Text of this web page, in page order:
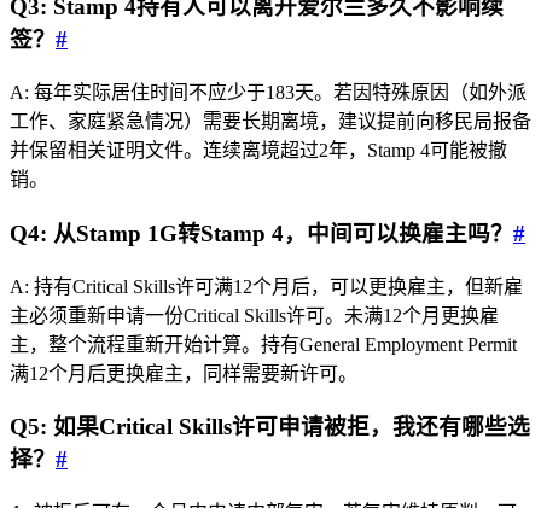
Q3: Stamp 4持有人可以离开爱尔兰多久不影响续
签？ #
A: 每年实际居住时间不应少于183天。若因特殊原因（如外派
工作、家庭紧急情况）需要长期离境，建议提前向移民局报备
并保留相关证明文件。连续离境超过2年，Stamp 4可能被撤
销。
Q4: 从Stamp 1G转Stamp 4，中间可以换雇主吗？ #
A: 持有Critical Skills许可满12个月后，可以更换雇主，但新雇
主必须重新申请一份Critical Skills许可。未满12个月更换雇
主，整个流程重新开始计算。持有General Employment Permit
满12个月后更换雇主，同样需要新许可。
Q5: 如果Critical Skills许可申请被拒，我还有哪些选
择？ #